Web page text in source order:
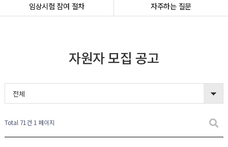
임상시험 참여 절차
자주하는 질문
자원자 모집 공고
전체
Total 71건 1 페이지